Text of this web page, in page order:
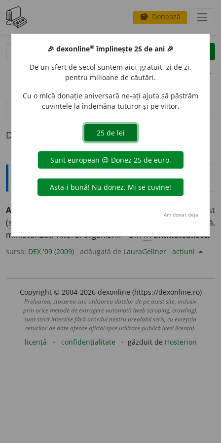
savings Donează
clear
opțiuni
definiții (1)
Definiția cu ID-ul 827555:
Explicative DEX
ANIMALCUL
Biolog preformist
(sec.
XVII – XVIII) care credea că în spermatozoid se află,
miniaturizat, viitorul organism. – Dinfr.animalculiste.
sursa: DEX '09 (2009) adăugată de LauraGellner acțiuni
Copyright © 2004-2026 dexonline (https://dexonline.ro)
Preluarea, stocarea sau utilizarea datelor de pe acest site, inclusiv
prin orice metode de extragere automată (web scraping, crawling),
sunt strict interzise fără acordul nostru prealabil scris, cu excepția
seturilor de date oferite oficial spre utilizare publică (vezi licența).
licență confidențialitate găzduit de Hosterion
🎉 dexonline® împlinește 25 de ani 🎉
De un sfert de secol suntem aici, gratuit, zi de zi,
pentru milioane de căutări.
Cu o mică donație aniversară ne-ați ajuta să păstrăm
cuvintele la îndemâna tuturor și pe viitor.
Am donat deja.